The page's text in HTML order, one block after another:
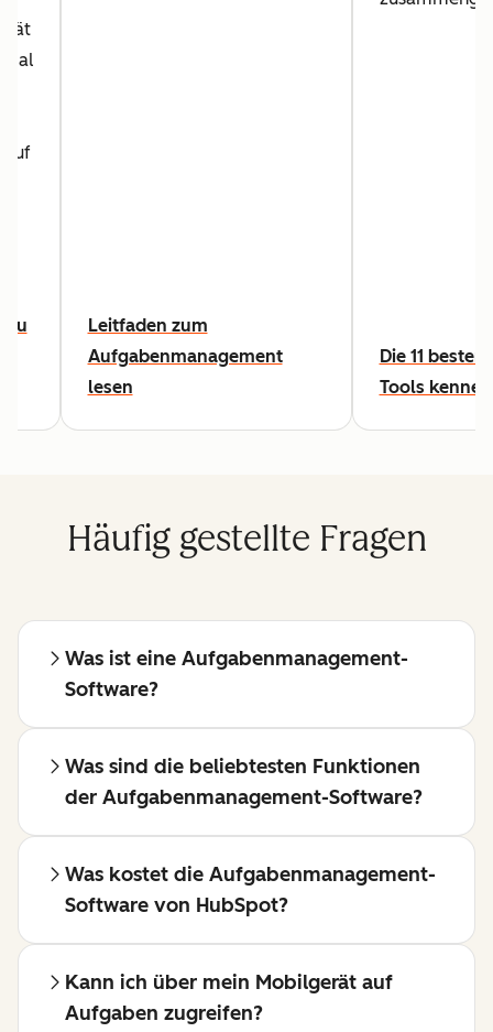
auf
zu
Leitfaden zum
Aufgabenmanagement
lesen
Die 11
Tools
Häufig gestellte Fragen
Was ist eine Aufgabenmanagement-
Software?
Was sind die beliebtesten Funktionen
der Aufgabenmanagement-Software?
Was kostet die Aufgabenmanagement-
Software von HubSpot?
Kann ich über mein Mobilgerät auf
Aufgaben zugreifen?